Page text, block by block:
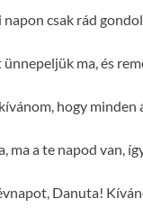
napon csak rád
ma, és
hogy
ma a te napod van,
Danuta!